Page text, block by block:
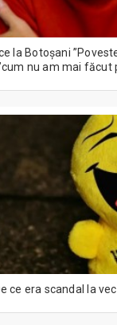
la Botoșani
nu am mai făcut
ce era scandal la